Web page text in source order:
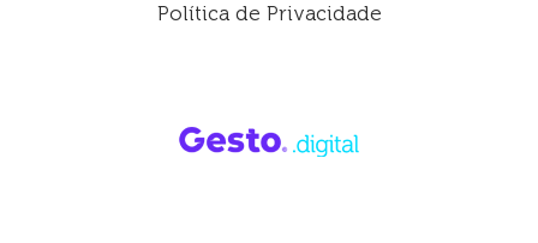
Política de Privacidade